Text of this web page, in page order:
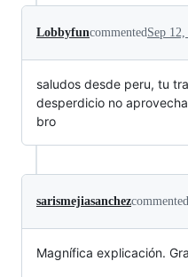
LobbyfuncommentedSep
saludos desde peru, tu
desperdicio no
bro
sarismejiasanchezcommented
Magnífica explicación.